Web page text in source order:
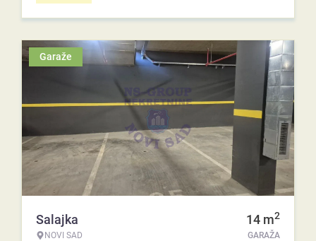
Garaže
Salajka
NOVI SAD
14 m2
GARAŽA